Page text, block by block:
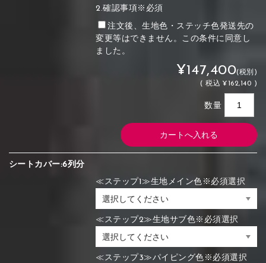
2.確認事項※必須
注文後、生地色・ステッチ色発送先の
変更等はできません。この条件に同意し
ました。
¥147,400(税別)
(税込 ¥162,140 )
数量
シートカバー:6列分
≪ステップ1≫生地メイン色※必須選択
≪ステップ2≫生地サブ色※必須選択
≪ステップ3≫パイピング色※必須選択